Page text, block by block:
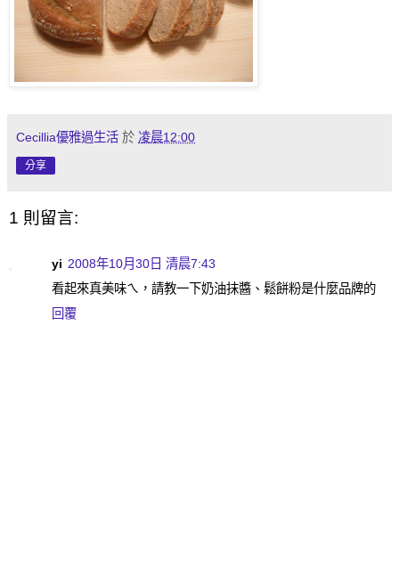
Cecillia優雅過生活 於 凌晨12:00
分享
1 則留言:
yi 2008年10月30日 清晨7:43
看起來真美味ㄟ，請教一下奶油抹醬、鬆餅粉是什麼品牌的
回覆